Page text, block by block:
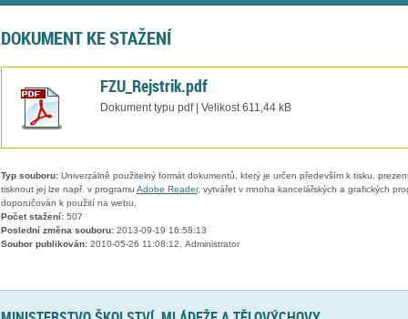
DOKUMENT KE STAŽENÍ
FZU_Rejstrik.pdf
Dokument typu pdf | Velikost 611,44 kB
Typ souboru:Univerzálně použitelný formát dokumentů, který je určen především k tisku,
tisknout jej lze např. v programu Adobe Reader, vytvářet v mnoha kancelářských a grafických
doporučován k použití na webu.
Počet stažení:507
Poslední změna souboru:2013-09-19 16:58:13
Soubor publikován:2010-05-26 11:08:12, Administrator